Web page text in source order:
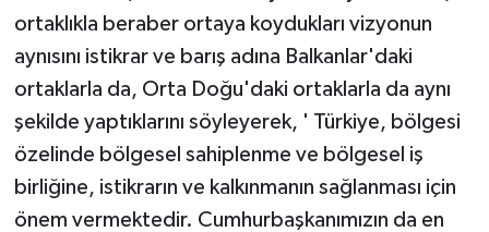
ortaklıkla beraber ortaya koydukları vizyonun
aynısını istikrar ve barış adına Balkanlar'daki
ortaklarla da, Orta Doğu'daki ortaklarla da aynı
şekilde yaptıklarını söyleyerek, ' Türkiye, bölgesi
özelinde bölgesel sahiplenme ve bölgesel iş
birliğine, istikrarın ve kalkınmanın sağlanması için
önem vermektedir. Cumhurbaşkanımızın da en